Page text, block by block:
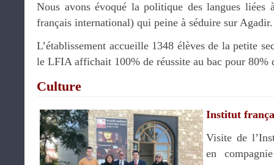
Nous avons évoqué la politique des langues liées
français international) qui peine à séduire sur Agadir.
L’établissement accueille 1348 élèves de la petite
le LFIA affichait 100% de réussite au bac pour 80%
Culture
Institut
Visite de
en